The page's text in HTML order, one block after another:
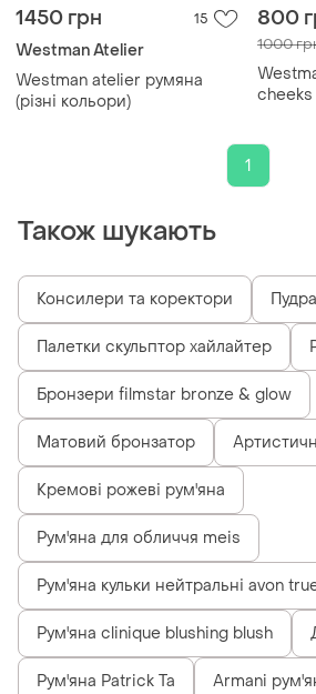
1450 грн 15
Westman Atelier
Westman atelier румяна
(різні кольори)
800
1000
Westman
cheeks
1
Також шукають
Консилери та коректори Пудра
Палетки скульптор хайлайтер
Бронзери filmstar bronze & glow
Матовий бронзатор
Кремові рожеві рум'яна
Рум'яна для обличчя meis
Рум'яна кульки нейтральні avon
Рум'яна clinique blushing blush
Рум'яна Patrick Ta Armani